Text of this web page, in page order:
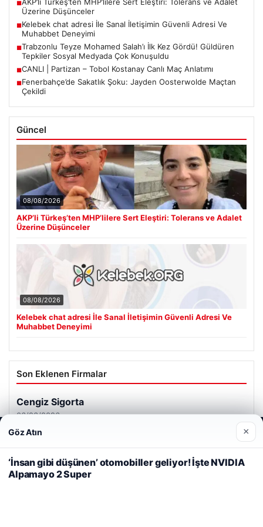
■
Üzerine Düşünceler
■Kelebek chat adresi İle Sanal İletişimin Güvenli Adresi Ve
Muhabbet Deneyimi
■Trabzonlu Teyze Mohamed Salah’ı İlk Kez Gördü! Güldüren
Tepkiler Sosyal Medyada Çok Konuşuldu
■CANLI | Partizan – Tobol Kostanay Canlı Maç Anlatımı
■Fenerbahçe’de Sakatlık Şoku: Jayden Oosterwolde Maçtan
Çekildi
Güncel
08/08/2026
AKP’li Türkeş’ten MHP’lilere Sert Eleştiri: Tolerans ve Adalet
Üzerine Düşünceler
08/08/2026
Kelebek chat adresi İle Sanal İletişimin Güvenli Adresi Ve
Muhabbet Deneyimi
Son Eklenen Firmalar
Cengiz Sigorta
06/23/2026
Web sitemizi nasıl kullandığınızı daha iyi anlayabilmek,
deneyiminizi kişiselleştirmek ve geliştirmek amacıyla çerezler
kullanıyoruz.Çerez Politikamız
Reddet Kabul Et
Göz Atın ×
‘İnsan gibi düşünen’ otomobiller geliyor! İşte NVIDIA
Alpamayo 2 Super